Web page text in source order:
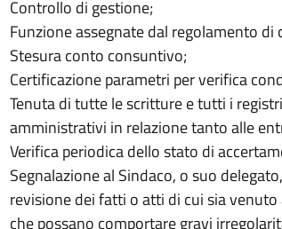
Controllo di gestione;
Funzione assegnate dal regolamento di
Stesura conto consuntivo;
Certificazione parametri per verifica
Tenuta di tutte le scritture e tutti i
amministrativi in relazione tanto alle
Verifica periodica dello stato di
Segnalazione al Sindaco, o suo
revisione dei fatti o atti di cui sia
che possano comportare gravi